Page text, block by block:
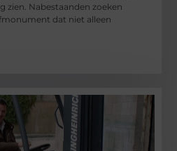
zien. Nabestaanden zoeken
dat niet alleen